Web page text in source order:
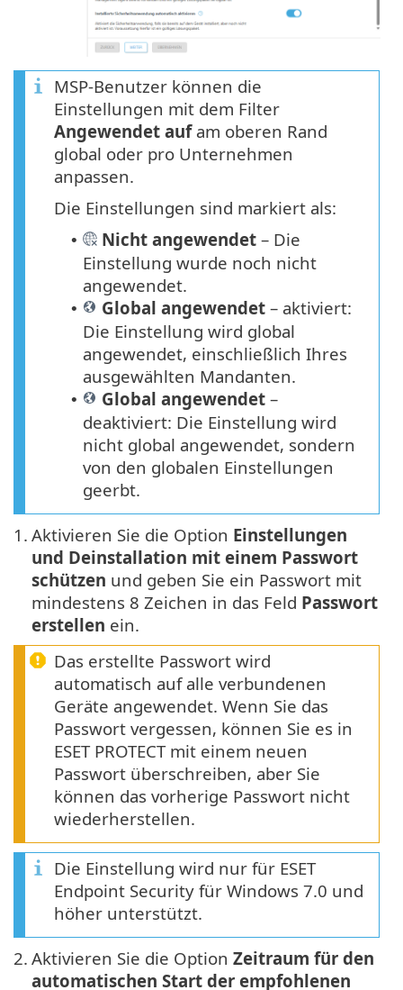
MSP-Benutzer können die
Einstellungen mit dem Filter
Angewendet aufam oberen Rand
global oder pro Unternehmen
anpassen.
Die Einstellungen sind markiert als:
• Nicht angewendet – Die
Einstellung wurde noch nicht
angewendet.
• Global angewendet – aktiviert:
Die Einstellung wird global
angewendet, einschließlich Ihres
ausgewählten Mandanten.
• Global angewendet –
deaktiviert: Die Einstellung wird
nicht global angewendet, sondern
von den globalen Einstellungen
geerbt.
1. Aktivieren Sie die Option Einstellungen
und Deinstallation mit einem Passwort
schützen und geben Sie ein Passwort mit
mindestens 8 Zeichen in das Feld Passwort
erstellen ein.
Das erstellte Passwort wird
automatisch auf alle verbundenen
Geräte angewendet. Wenn Sie das
Passwort vergessen, können Sie es in
ESET PROTECT mit einem neuen
Passwort überschreiben, aber Sie
können das vorherige Passwort nicht
wiederherstellen.
Die Einstellung wird nur für ESET
Endpoint Security für Windows 7.0 und
höher unterstützt.
2. Aktivieren Sie die Option Zeitraum für den
automatischen Start der empfohlenen